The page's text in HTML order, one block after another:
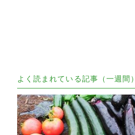
よく読まれている記事（一週間）